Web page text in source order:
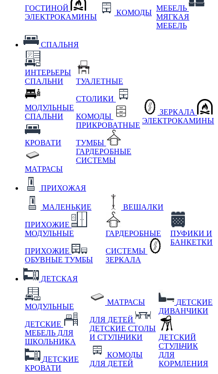
ГОСТИНОЙ
ЭЛЕКТРОКАМИНЫ
КОМОДЫ
МЕБЕЛЬ
МЯГКАЯ
МЕБЕЛЬ
СПАЛЬНЯ
ИНТЕРЬЕРЫ
СПАЛЬНИ
МОДУЛЬНЫЕ
СПАЛЬНИ
КРОВАТИ
МАТРАСЫ
ТУАЛЕТНЫЕ
СТОЛИКИ
КОМОДЫ
ПРИКРОВАТНЫЕ
ТУМБЫ
ГАРДЕРОБНЫЕ
СИСТЕМЫ
ЗЕРКАЛА
ЭЛЕКТРОКАМИНЫ
ПРИХОЖАЯ
МАЛЕНЬКИЕ
ПРИХОЖИЕ
МОДУЛЬНЫЕ
ПРИХОЖИЕ
ОБУВНЫЕ ТУМБЫ
ВЕШАЛКИ
ГАРДЕРОБНЫЕ
СИСТЕМЫ
ЗЕРКАЛА
ПУФИКИ И
БАНКЕТКИ
ДЕТСКАЯ
МОДУЛЬНЫЕ
ДЕТСКИЕ
МЕБЕЛЬ ДЛЯ
ШКОЛЬНИКА
ДЕТСКИЕ
КРОВАТИ
МАТРАСЫ
ДЛЯ ДЕТЕЙ
ДЕТСКИЕ СТОЛЫ
И СТУЛЬЧИКИ
КОМОДЫ
ДЛЯ ДЕТЕЙ
ДЕТСКИЕ
ДИВАНЧИКИ
ДЕТСКИЙ
СТУЛЬЧИК
ДЛЯ
КОРМЛЕНИЯ